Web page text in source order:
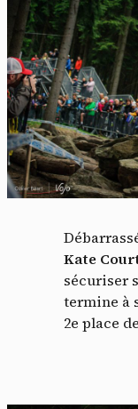
Kate
sécuriser
termine à
2e place